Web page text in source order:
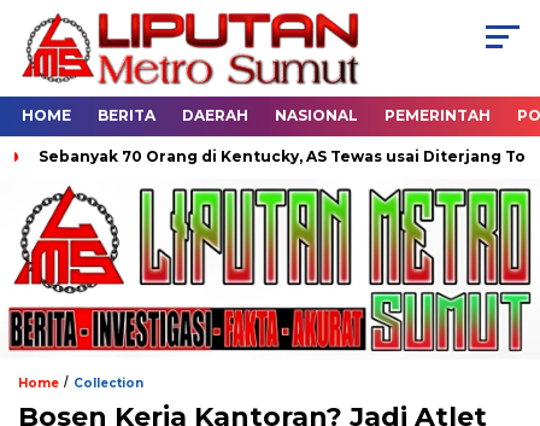
HOME BERITA DAERAH NASIONAL PEMERINTAH
70 Orang di Kentucky, AS Tewas usai Diterjang Tornado
Home / Collection
Bosen Kerja Kantoran? Jadi Atlet